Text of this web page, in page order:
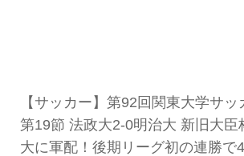
【サッカー】第92回関東大学サ
第19節 法政大2-0明治大 新旧大臣
大に軍配！後期リーグ初の連勝で4